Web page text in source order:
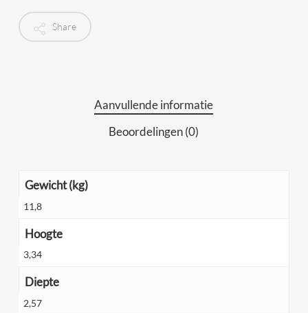
Share
Aanvullende informatie
Beoordelingen (0)
Gewicht (kg)
11,8
Hoogte
3,34
Diepte
2,57